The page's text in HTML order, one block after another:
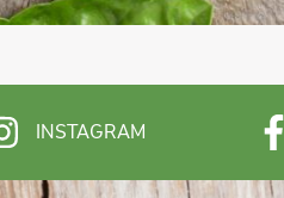
INSTAGRAM